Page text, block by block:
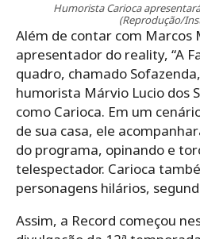
Humorista Carioca
(Reprodução/
Além de contar com Marcos
apresentador do reality, “A
quadro, chamado
humorista Márvio Lucio dos
como Carioca. Em um
de sua casa, ele
do programa, opinando e
telespectador. Carioca
personagens hilários,
Assim, a Record começou